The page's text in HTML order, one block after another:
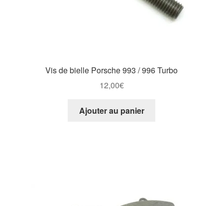
Vis de bielle Porsche 993 / 996 Turbo
12,00€
Ajouter au panier